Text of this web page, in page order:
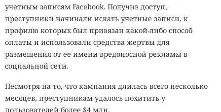
учетным записям Facebook. Получив доступ,
преступники начинали искать учетные записи, к
профилю которых был привязан какой-либо способ
оплаты и использовали средства жертвы для
размещения от ее имени вредоносной рекламы в
социальной сети.
Несмотря на то, что кампания длилась всего несколько
месяцев, преступникам удалось похитить у
пользователей более $4 млн.